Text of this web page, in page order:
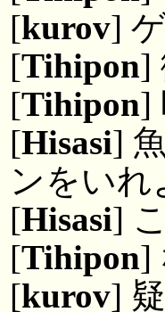
[kurov]
[Tihipon]
[Tihipon]
[Hisasi]
ンをいれ
[Hisasi]
[Tihipon]
[kurov]